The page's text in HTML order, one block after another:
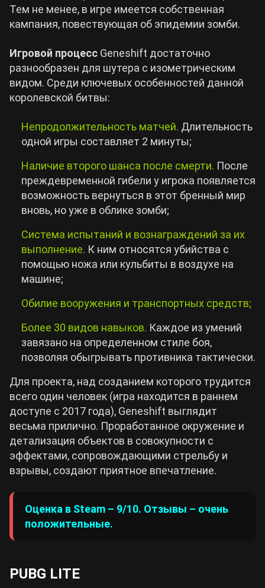
Тем не менее, в игре имеется собственная
кампания, повествующая об эпидемии зомби.
Игровой процесс Geneshift достаточно
разнообразен для шутера с изометрическим
видом. Среди ключевых особенностей данной
королевской битвы:
Непродолжительность матчей. Длительность
одной игры составляет 2 минуты;
Наличие второго шанса после смерти. После
преждевременной гибели у игрока появляется
возможность вернуться в этот бренный мир
вновь, но уже в облике зомби;
Система испытаний и вознаграждений за их
выполнение. К ним относятся убийства с
помощью ножа или кульбиты в воздухе на
машине;
Обилие вооружения и транспортных средств;
Более 30 видов навыков. Каждое из умений
завязано на определенном стиле боя,
позволяя обыгрывать противника тактически.
Для проекта, над созданием которого трудится
всего один человек (игра находится в раннем
доступе с 2017 года), Geneshift выглядит
весьма прилично. Проработанное окружение и
детализация объектов в совокупности с
эффектами, сопровождающими стрельбу и
взрывы, создают приятное впечатление.
Оценка в Steam – 9/10. Отзывы – очень
положительные.
PUBG LITE